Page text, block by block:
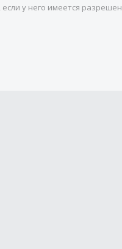
у него имеется